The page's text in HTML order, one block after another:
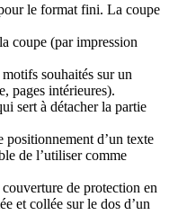
le format fini. La coupe
coupe (par impression
souhaités sur un
pages intérieures).
sert à détacher la partie
positionnement d’un texte
de l’utiliser comme
couverture de protection en
et collée sur le dos d’un